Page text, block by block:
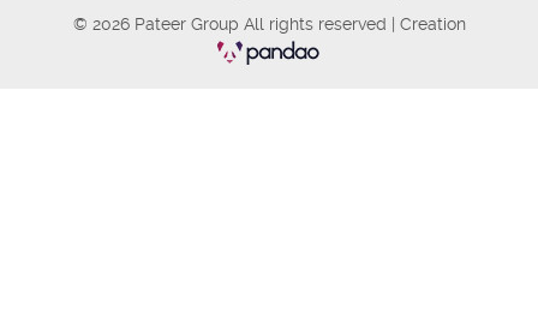
© 2026 Pateer Group All rights reserved | Creation